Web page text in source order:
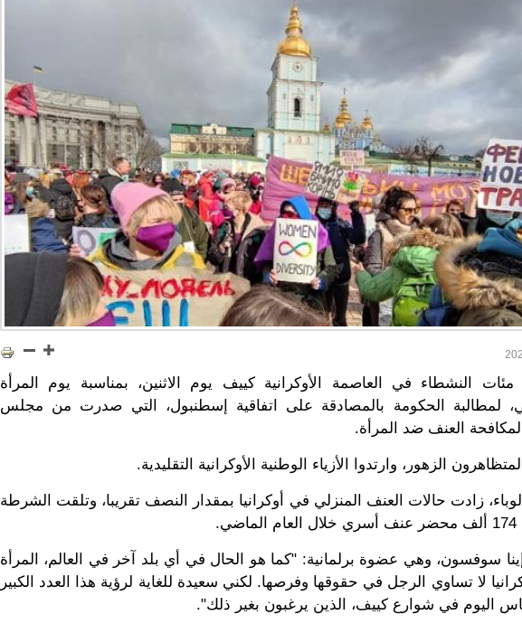
مئات النشطاء في العاصمة الأوكرانية كييف يوم الاثنين، بمناسبة يوم المرأة
لمطالبة الحكومة بالمصادقة على اتفاقية إسطنبول، التي صدرت من مجلس
لمكافحة العنف ضد المرأة.
الزهور، وارتدوا الأزياء الوطنية الأوكرانية التقليدية.
زادت حالات العنف المنزلي في أوكرانيا بمقدار النصف تقريبا، وتلقت الشرطة
سوفسون، وهي عضوة برلمانية: "كما هو الحال في أي بلد آخر في العالم، المرأة
لا تساوي الرجل في حقوقها وفرصها. لكني سعيدة للغاية لرؤية هذا العدد الكبير
اليوم في شوارع كييف، الذين يرغبون بغير ذلك".